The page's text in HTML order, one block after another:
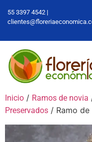
55 3397 4542 |
Inicio / Ramos de novia
Preservados / Ramo